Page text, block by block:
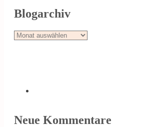
Blogarchiv
Blogarchiv
Neue Kommentare